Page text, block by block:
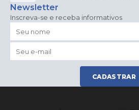
Newsletter
Inscreva-se e receba informativos
CADASTRAR